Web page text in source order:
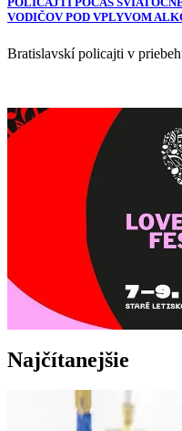
VODIČOV POD VPLYVOM
Bratislavskí policajti v
Najčítanejšie